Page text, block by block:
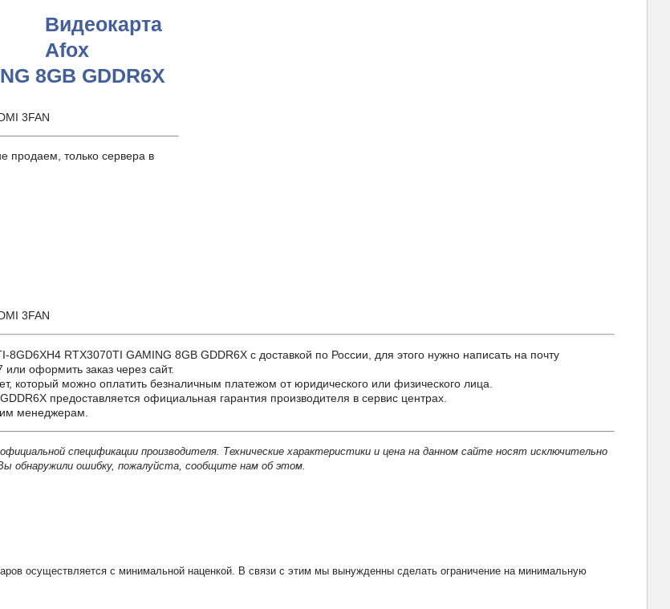
Видеокарта
Afox
8GB GDDR6X
3FAN
продаем, только сервера в
3FAN
RTX3070TI GAMING 8GB GDDR6X с доставкой по России, для этого нужно написать на почту
оформить заказ через сайт.
который можно оплатить безналичным платежом от юридического или физического лица.
предоставляется официальная гарантия производителя в сервис центрах.
менеджерам.
спецификации производителя. Технические характеристики и цена на данном сайте носят исключительно
обнаружили ошибку, пожалуйста, сообщите нам об этом.
осуществляется с минимальной наценкой. В связи с этим мы вынужденны сделать ограничение на минимальную